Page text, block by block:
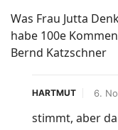
Was Frau Jutta
habe 100e
Bernd Katzschner
HARTMUT 6.
stimmt, aber